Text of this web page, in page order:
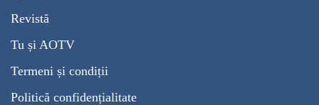
Revistă
Tu și AOTV
Termeni și condiții
Politică confidențialitate